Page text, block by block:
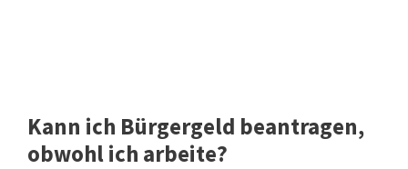
Kann ich Bürgergeld beantragen,
obwohl ich arbeite?